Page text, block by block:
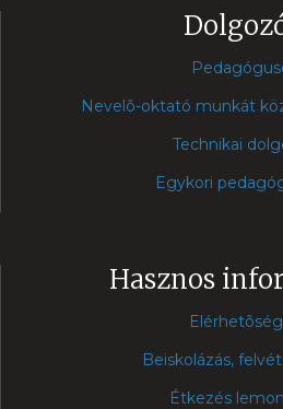
Nevelõ-oktató munkát
Technikai
Egykori
Hasznos
Beiskolázás,
Étkezés